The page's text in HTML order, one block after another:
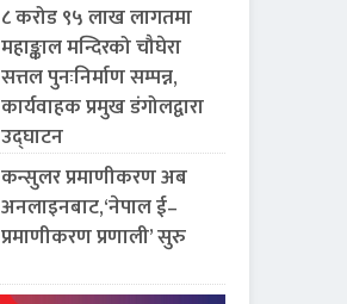
८ करोड ९५ लाख लागतमा
महाङ्काल मन्दिरको चौघेरा
सत्तल पुनःनिर्माण सम्पन्न,
कार्यवाहक प्रमुख डंगोलद्वारा
उद्घाटन
कन्सुलर प्रमाणीकरण अब
अनलाइनबाट,‘नेपाल ई–
प्रमाणीकरण प्रणाली’ सुरु